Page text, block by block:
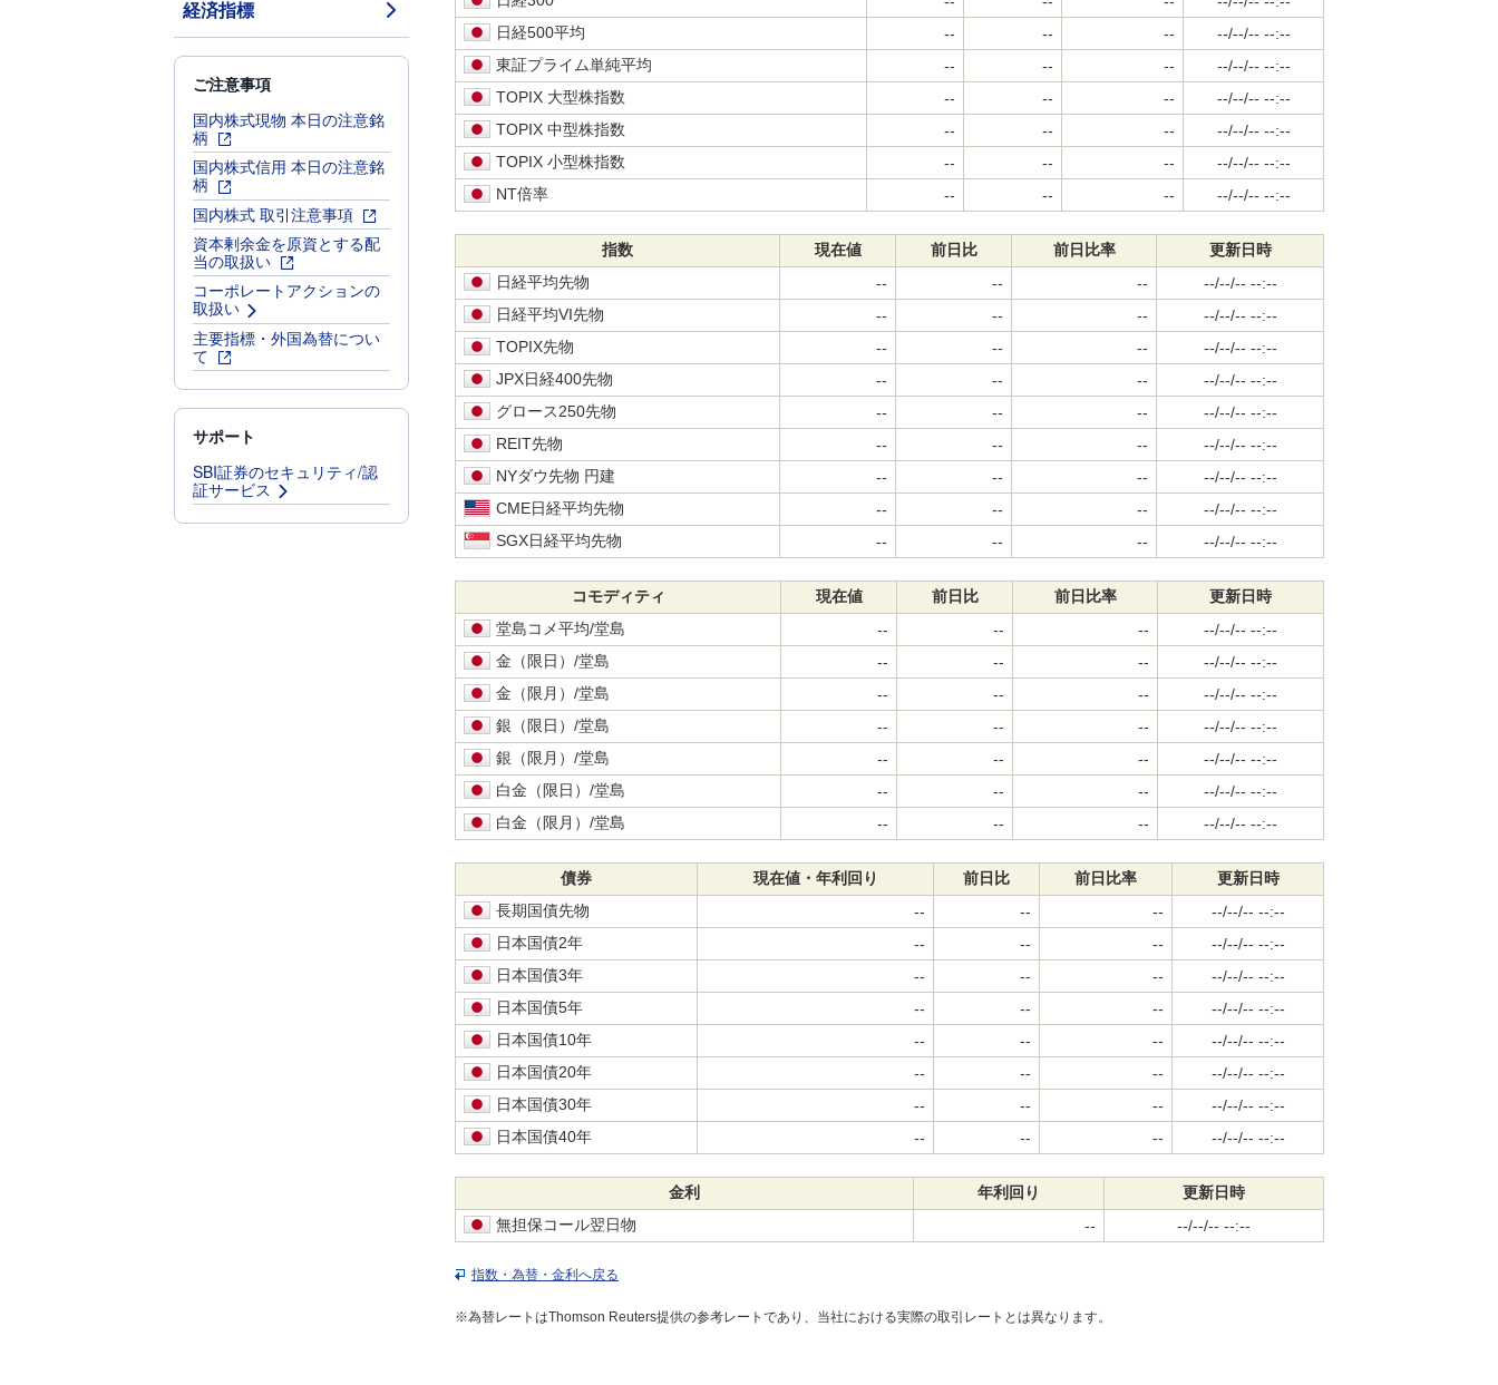
経済指標
ご注意事項
国内株式現物 本日の注意銘
柄
国内株式信用 本日の注意銘
柄
国内株式 取引注意事項
資本剰余金を原資とする配
当の取扱い
コーポレートアクションの
取扱い
主要指標・外国為替につい
て
サポート
SBI証券のセキュリティ/認
証サービス
日経500平均
-- -- --
--/--/-- --:--
東証プライム単純平均
-- -- --
--/--/-- --:--
TOPIX 大型株指数
-- -- --
--/--/-- --:--
TOPIX 中型株指数
-- -- --
--/--/-- --:--
TOPIX 小型株指数
-- -- --
--/--/-- --:--
NT倍率
-- -- -- --/--/-- --:--
指数 現在値 前日比 前日比率
更新日時
日経平均先物
-- -- --
--/--/-- --:--
日経平均VI先物
-- -- --
--/--/-- --:--
TOPIX先物
-- -- --
--/--/-- --:--
JPX日経400先物
-- -- --
--/--/-- --:--
グロース250先物
-- -- --
--/--/-- --:--
REIT先物
-- -- --
--/--/-- --:--
NYダウ先物 円建
-- -- --
--/--/-- --:--
CME日経平均先物
-- -- --
--/--/-- --:--
SGX日経平均先物
-- -- -- --/--/-- --:--
コモディティ 現在値 前日比 前日比率
更新日時
堂島コメ平均/堂島
-- -- --
--/--/-- --:--
金（限日）/堂島
-- -- --
--/--/-- --:--
金（限月）/堂島
-- -- --
--/--/-- --:--
銀（限日）/堂島
-- -- --
--/--/-- --:--
銀（限月）/堂島
-- -- --
--/--/-- --:--
白金（限日）/堂島
-- -- --
--/--/-- --:--
白金（限月）/堂島
-- -- -- --/--/-- --:--
債券 現在値・年利回り 前日比 前日比率
更新日時
長期国債先物
-- -- --
--/--/-- --:--
日本国債2年
-- -- --
--/--/-- --:--
日本国債3年
-- -- --
--/--/-- --:--
日本国債5年
-- -- --
--/--/-- --:--
日本国債10年
-- -- --
--/--/-- --:--
日本国債20年
-- -- --
--/--/-- --:--
日本国債30年
-- -- --
--/--/-- --:--
日本国債40年
-- -- -- --/--/-- --:--
金利 年利回り
更新日時
無担保コール翌日物
-- --/--/-- --:--
指数・為替・金利へ戻る
※為替レートはThomson Reuters提供の参考レートであり、当社における実際の取引レートとは異なります。